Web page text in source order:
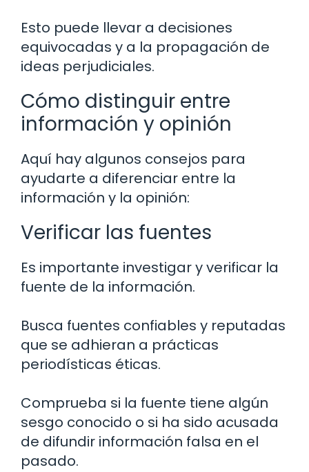
Esto puede llevar a decisiones
equivocadas y a la propagación de
ideas perjudiciales.
Cómo distinguir entre
información y opinión
Aquí hay algunos consejos para
ayudarte a diferenciar entre la
información y la opinión:
Verificar las fuentes
Es importante investigar y verificar la
fuente de la información.
Busca fuentes confiables y reputadas
que se adhieran a prácticas
periodísticas éticas.
Comprueba si la fuente tiene algún
sesgo conocido o si ha sido acusada
de difundir información falsa en el
pasado.